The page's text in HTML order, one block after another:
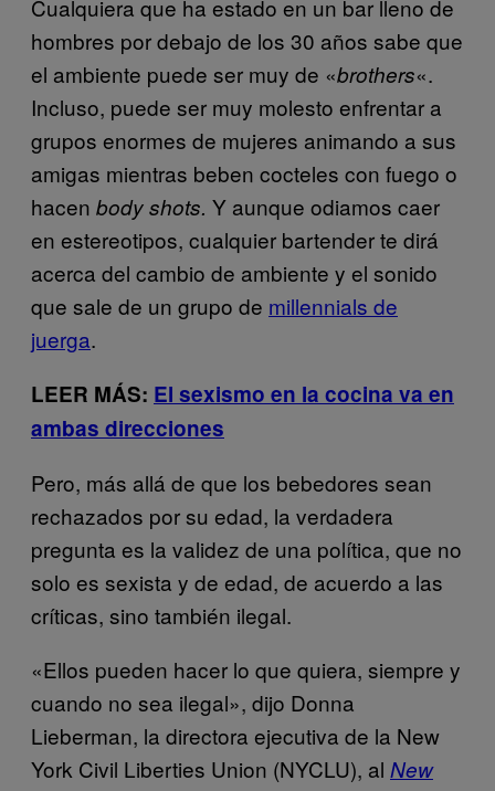
Cualquiera que ha estado en un bar lleno de
hombres por debajo de los 30 años sabe que
el ambiente puede ser muy de «brothers«.
Incluso, puede ser muy molesto enfrentar a
grupos enormes de mujeres animando a sus
amigas mientras beben cocteles con fuego o
hacen body shots. Y aunque odiamos caer
en estereotipos, cualquier bartender te dirá
acerca del cambio de ambiente y el sonido
que sale de un grupo de millennials de
juerga.
LEER MÁS: El sexismo en la cocina va en
ambas direcciones
Pero, más allá de que los bebedores sean
rechazados por su edad, la verdadera
pregunta es la validez de una política, que no
solo es sexista y de edad, de acuerdo a las
críticas, sino también ilegal.
«Ellos pueden hacer lo que quiera, siempre y
cuando no sea ilegal», dijo Donna
Lieberman, la directora ejecutiva de la New
York Civil Liberties Union (NYCLU), al New